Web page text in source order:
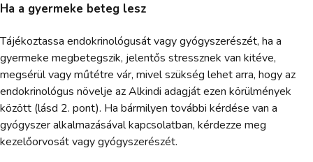
Ha a gyermeke beteg lesz
Tájékoztassa endokrinológusát vagy gyógyszerészét, ha a
gyermeke megbetegszik, jelentős stressznek van kitéve,
megsérül vagy műtétre vár, mivel szükség lehet arra, hogy az
endokrinológus növelje az Alkindi adagját ezen körülmények
között (lásd 2. pont). Ha bármilyen további kérdése van a
gyógyszer alkalmazásával kapcsolatban, kérdezze meg
kezelőorvosát vagy gyógyszerészét.